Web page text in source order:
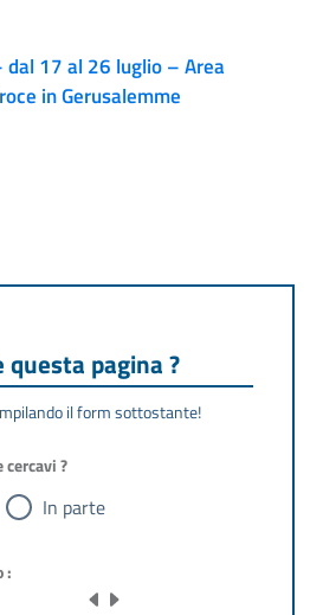
17 al 26 luglio – Area
in Gerusalemme
pagina ?
il form sottostante!
?
In parte
: